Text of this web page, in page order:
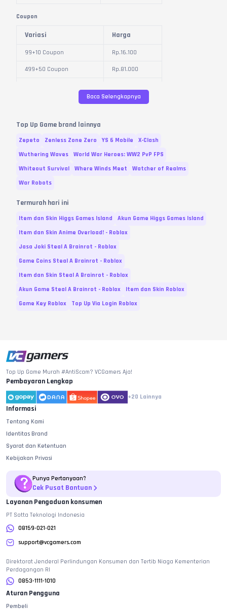
Coupon
Variasi Harga
99+10 Coupon Rp.16.100
499+50 Coupon Rp.81.000
Rp.324.200
9.999+1.000 Coupon Rp. 1.625.900
29.999+3.000 Coupon Rp.4.878.000
Baca Selengkapnya
Top Up Game brand lainnya
Zepeto Zenless Zone Zero YS 6 Mobile
X-Clash
Wuthering Waves
World War Heroes: WW2 PvP FPS
Whiteout Survival
Where Winds Meet
Watcher of Realms
War Robots
Termurah hari ini
Item dan Skin Higgs Games Island
Akun Game Higgs Games Island
Item dan Skin Anime Overload! - Roblox
Jasa Joki Steal A Brainrot - Roblox
Game Coins Steal A Brainrot - Roblox
Item dan Skin Steal A Brainrot - Roblox
Akun Game Steal A Brainrot - Roblox
Item dan Skin Roblox
Game Key Roblox
Top Up Via Login Roblox
Top Up Game Murah #AntiScam? VCGamers Aja!
Pembayaran Lengkap
+20 Lainnya
Informasi
Tentang Kami
Identitas Brand
Syarat dan Ketentuan
Kebijakan Privasi
Punya Pertanyaan?
Cek Pusat Bantuan
Layanan Pengaduan konsumen
PT Sotta Teknologi Indonesia
08159-021-021
support@vcgamers.com
Direktorat Jenderal Perlindungan Konsumen dan Tertib Niaga Kementerian
Perdagangan RI
0853-1111-1010
Aturan Pengguna
Pembeli